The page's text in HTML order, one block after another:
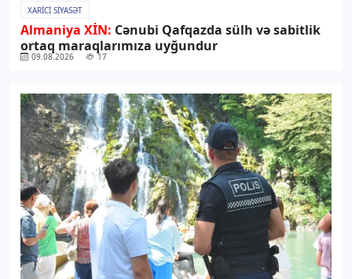
XARICI SIYASƏT
Almaniya XİN: Cənubi Qafqazda sülh və sabitlik
ortaq maraqlarımıza uyğundur
09.08.2026 17